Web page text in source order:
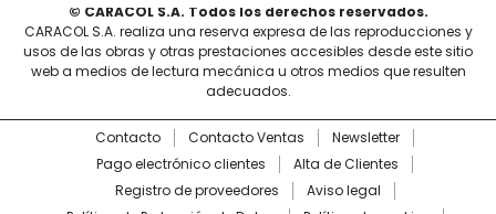
© CARACOL S.A. Todos los derechos reservados.
CARACOL S.A. realiza una reserva expresa de las reproducciones y
usos de las obras y otras prestaciones accesibles desde este sitio
web a medios de lectura mecánica u otros medios que resulten
adecuados.
Contacto Contacto Ventas
Newsletter
Pago electrónico clientes
Alta de Clientes
Registro de proveedores
Aviso legal